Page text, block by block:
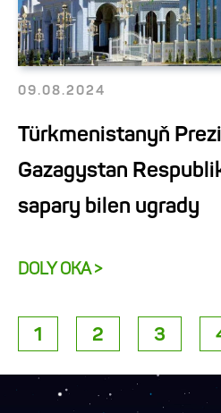
09.08.2024
Türkmenistanyň
Gazagystan
sapary bilen ugrady
DOLY OKA >
1 2 3